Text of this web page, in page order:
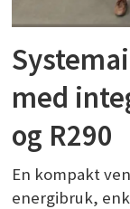
med
og R290
En kompakt
energibruk,